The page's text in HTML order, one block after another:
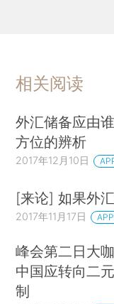
相关阅读
外汇储备应由
方位的辨析
2017年12月10日
[来论] 如果外
2017年11月17日
峰会第二日大
中国应转向二
制